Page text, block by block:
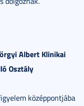
Albert Klinikai
Osztály
középpontjába